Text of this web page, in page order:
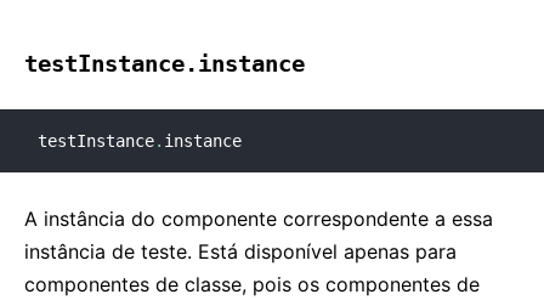
testInstance.instance
testInstance. instance
A instância do componente correspondente a essa
instância de teste. Está disponível apenas para
componentes de classe, pois os componentes de